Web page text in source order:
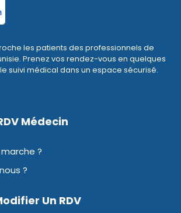
les patients des professionnels de
Prenez vos rendez-vous en quelques
suivi médical dans un espace sécurisé.
Médecin
?
?
Un RDV